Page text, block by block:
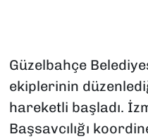
Güzelbahçe
ekiplerinin
hareketli başladı.
Başsavcılığı